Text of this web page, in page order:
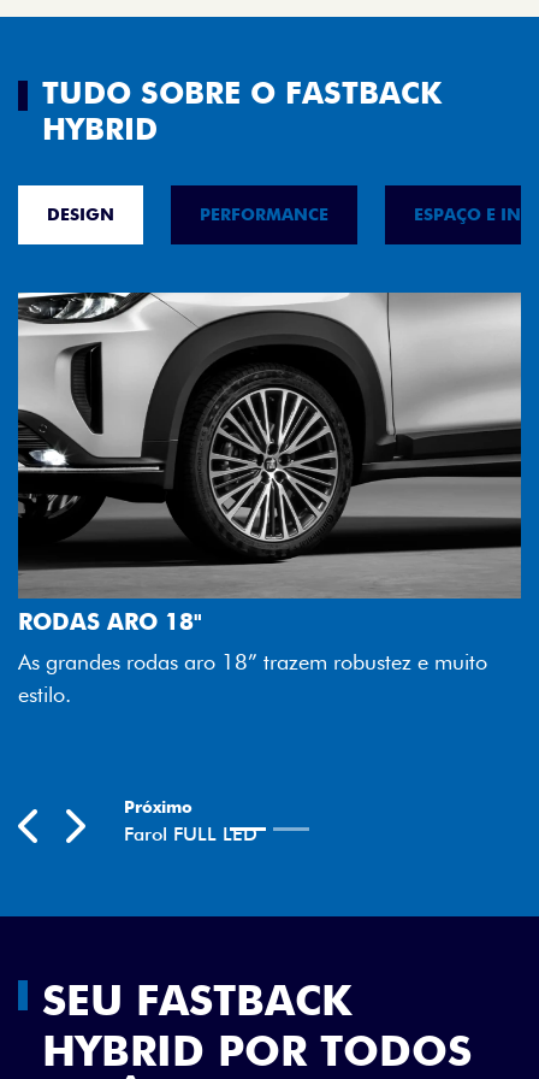
TUDO SOBRE O FASTBACK
HYBRID
DESIGN PERFORMANCE ESPAÇO E
18” trazem robustez e muito
FAROL FULL LED
Tecnologia dos
economia para você.
SEU FASTBACK
HYBRID POR TODOS